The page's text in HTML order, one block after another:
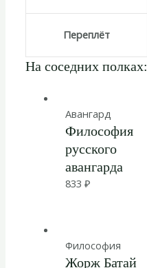
Переплёт
На соседних полках:
Авангард
Философия
русского
авангарда
833₽
Философия
Жорж Батай